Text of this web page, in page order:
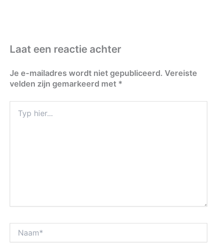
Laat een reactie achter
Je e-mailadres wordt niet gepubliceerd. Vereiste
velden zijn gemarkeerd met *
hier...